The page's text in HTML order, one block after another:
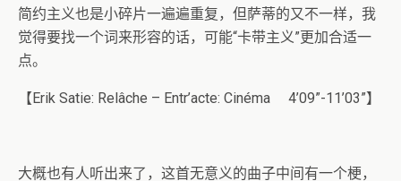
简约主义也是小碎片一遍遍重复，但萨蒂的又不一样，我
觉得要找一个词来形容的话，可能“卡带主义”更加合适一
点。
【Erik Satie: Relâche – Entr’acte: Cinéma 4’09”-11’03”】
大概也有人听出来了，这首无意义的曲子中间有一个梗，